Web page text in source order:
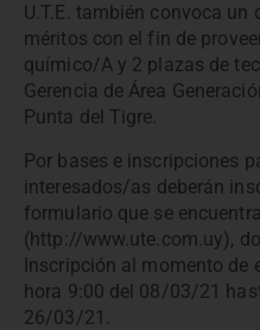
U.T.E. también convoca
méritos con el fin de
químico/A y 2 plazas de
Gerencia de Área
Punta del Tigre.
Por bases e inscripciones
interesados/as deberán
formulario que se
(http://www.ute.com.uy),
Inscripción al momento de
hora 9:00 del 08/03/21
26/03/21.